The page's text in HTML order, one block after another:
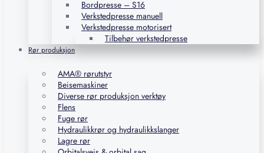
Bordpresse – S16
Verkstedpresse manuell
Verkstedpresse motorisert
Tilbehør verkstedpresse
Rør produksjon
AMA® rørutstyr
Beisemaskiner
Diverse rør produksjon verktøy
Flens
Fuge rør
Hydraulikkrør og hydraulikkslanger
Lagre rør